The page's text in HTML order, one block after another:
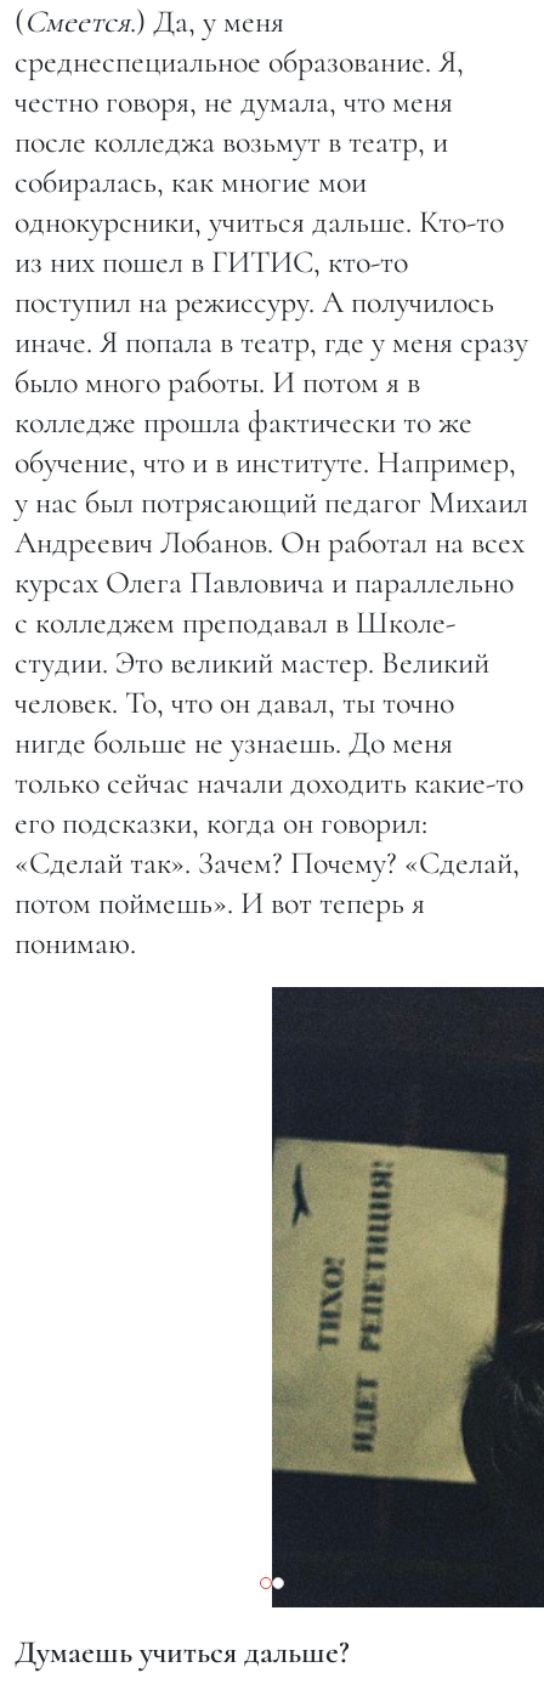
(Смеется.) Да, у меня
среднеспециальное образование. Я,
честно говоря, не думала, что меня
после колледжа возьмут в театр, и
собиралась, как многие мои
однокурсники, учиться дальше. Кто-то
из них пошел в ГИТИС, кто-то
поступил на режиссуру. А получилось
иначе. Я попала в театр, где у меня сразу
было много работы. И потом я в
колледже прошла фактически то же
обучение, что и в институте. Например,
у нас был потрясающий педагог Михаил
Андреевич Лобанов. Он работал на всех
курсах Олега Павловича и параллельно
с колледжем преподавал в Школе-
студии. Это великий мастер. Великий
человек. То, что он давал, ты точно
нигде больше не узнаешь. До меня
только сейчас начали доходить какие-то
его подсказки, когда он говорил:
«Сделай так». Зачем? Почему? «Сделай,
потом поймешь». И вот теперь я
понимаю.
Думаешь учиться дальше?